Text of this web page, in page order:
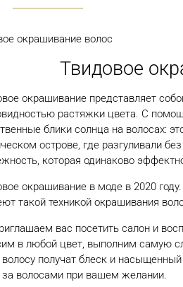
окрашивание волос
Твидовое
окрашивание представляет
растяжки цвета. С
блики солнца на волосах:
острове, где разгуливали
которая одинаково
окрашивание в моде в 2020
такой техникой окрашивания
вас посетить салон и
в любой цвет, выполним самую
получат блеск и
за волосами при вашем желании.